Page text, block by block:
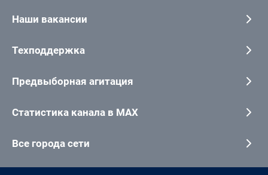
Наши вакансии
Техподдержка
Предвыборная агитация
Статистика канала в MAX
Все города сети